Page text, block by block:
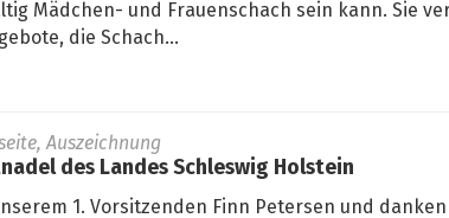
Mädchen- und Frauenschach sein kann. Sie
die Schach...
Auszeichnung
des Landes Schleswig Holstein
1. Vorsitzenden Finn Petersen und